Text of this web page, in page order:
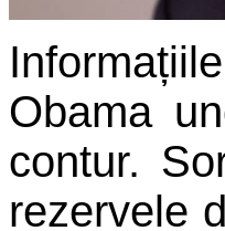
Obama
contur.
rezervele